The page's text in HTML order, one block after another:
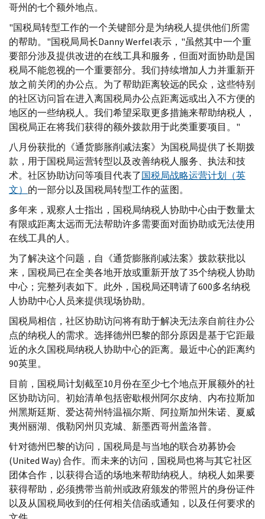
哥州的七个额外地点。
"国税局转型工作的一个关键部分是为纳税人提供他们所需
的帮助。"国税局局长Danny Werfel表示，"虽然其中一个重
要部分涉及提供改进的在线工具和服务，但面对面协助是国
税局不能忽视的一个重要部分。我们持续增加人力并重新开
放之前关闭的办公点。为了帮助距离较远的民众，这些特别
的社区访问旨在进入离国税局办公点距离远或出入不方便的
地区的一些纳税人。我们希望采取更多措施来帮助纳税人，
国税局正在将我们获得的额外拨款用于此类重要项目。"
八月份获批的《通货膨胀削减法案》为国税局提供了长期拨
款，用于国税局运营转型以及改善纳税人服务、执法和技
术。社区协助访问等项目代表了国税局战略运营计划（英
文） 的一部分以及国税局转型工作的蓝图。
多年来，观察人士指出，国税局纳税人协助中心由于数量太
有限或距离太远而无法帮助许多需要面对面协助或无法使用
在线工具的人。
为了解决这个问题，自《通货膨胀削减法案》拨款获批以
来，国税局已在全美各地开放或重新开放了35个纳税人协助
中心；完整列表如下。此外，国税局还聘请了600多名纳税
人协助中心人员来提供现场协助。
国税局相信，社区协助访问将有助于解决无法亲自前往办公
点的纳税人的需求。选择德州巴黎的部分原因是基于它距最
近的永久国税局纳税人协助中心的距离。最近中心的距离约
90英里。
目前，国税局计划截至10月份在至少七个地点开展额外的社
区协助访问。初始清单包括密歇根州阿尔皮纳、内布拉斯加
州黑斯廷斯、爱达荷州特温福尔斯、阿拉斯加州朱诺、夏威
夷州丽湖、俄勒冈州贝克城、新墨西哥州盖洛普。
针对德州巴黎的访问，国税局是与当地的联合劝募协会
(United Way) 合作。而未来的访问，国税局也将与其它社区
团体合作，以获得合适的场地来帮助纳税人。纳税人如果要
获得帮助，必须携带当前州或政府颁发的带照片的身份证件
以及从国税局收到的任何相关信函或通知，以及任何要求的